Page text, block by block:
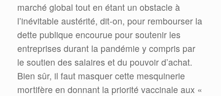
marché global tout en étant un obstacle à
l’inévitable austérité, dit-on, pour rembourser la
dette publique encourue pour soutenir les
entreprises durant la pandémie y compris par
le soutien des salaires et du pouvoir d’achat.
Bien sûr, il faut masquer cette mesquinerie
mortifère en donnant la priorité vaccinale aux «